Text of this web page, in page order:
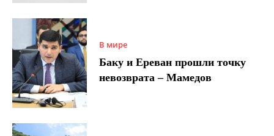
В мире
Баку и Ереван прошли точку
невозврата – Мамедов